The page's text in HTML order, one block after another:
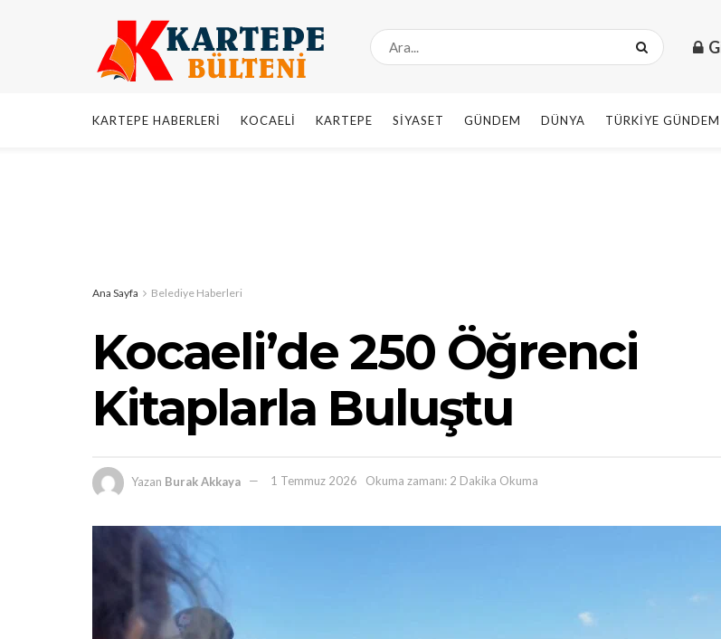
KARTEPE HABERLERI KOCAELI KARTEPE SIYASET GÜNDEM DÜNYA TÜRKIYE GÜNDEM
Ana Sayfa Belediye Haberleri
Kocaeli’de 250 Öğrenci
Kitaplarla Buluştu
Yazan Burak Akkaya 1 Temmuz 2026 Okuma zamanı: 2 Dakika Okuma